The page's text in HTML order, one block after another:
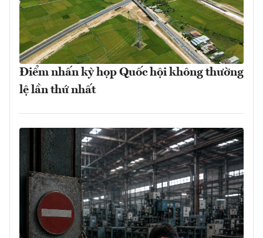
Điểm nhấn kỳ họp Quốc hội không thường
lệ lần thứ nhất